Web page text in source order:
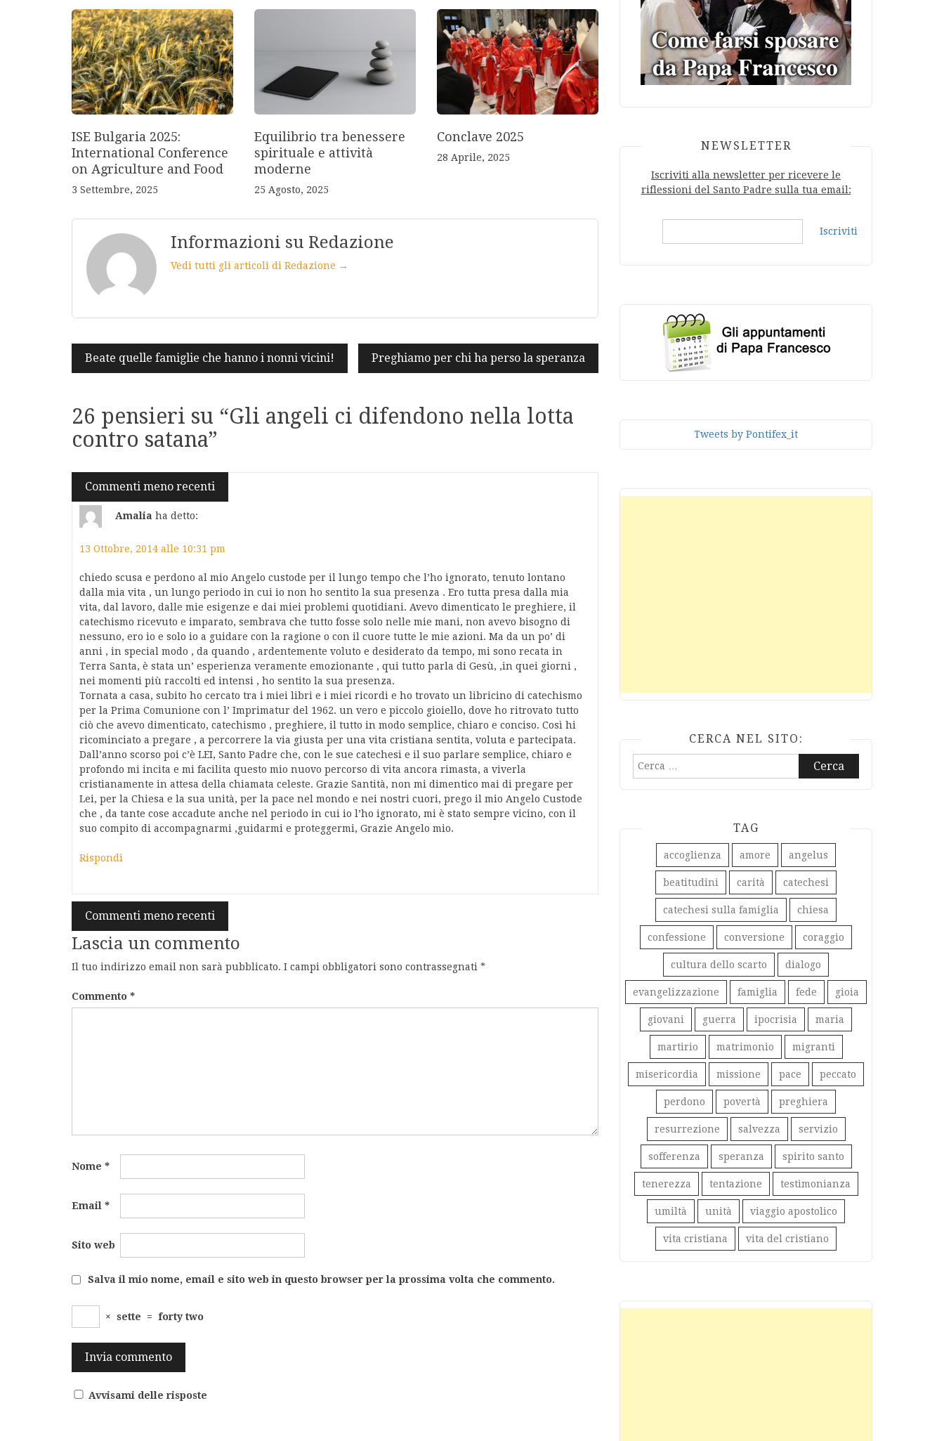
ISE Bulgaria 2025:
International Conference
on Agriculture and Food
3 Settembre, 2025
Equilibrio tra benessere
spirituale e attività
moderne
25 Agosto, 2025
Conclave 2025
28 Aprile, 2025
Informazioni su Redazione
Vedi tutti gli articoli di Redazione →
Navigazione
articoli
Beate quelle famiglie che hanno i nonni vicini! Preghiamo per chi ha perso la speranza
26 pensieri su “Gli angeli ci difendono nella lotta
contro satana”
Navigazione
commenti
Commenti meno recenti
Amalia ha detto:
13 Ottobre, 2014 alle 10:31 pm
chiedo scusa e perdono al mio Angelo custode per il lungo tempo che l’ho ignorato, tenuto lontano
dalla mia vita , un lungo periodo in cui io non ho sentito la sua presenza . Ero tutta presa dalla mia
vita, dal lavoro, dalle mie esigenze e dai miei problemi quotidiani. Avevo dimenticato le preghiere, il
catechismo ricevuto e imparato, sembrava che tutto fosse solo nelle mie mani, non avevo bisogno di
nessuno, ero io e solo io a guidare con la ragione o con il cuore tutte le mie azioni. Ma da un po’ di
anni , in special modo , da quando , ardentemente voluto e desiderato da tempo, mi sono recata in
Terra Santa, è stata un’ esperienza veramente emozionante , qui tutto parla di Gesù, ,in quei giorni ,
nei momenti più raccolti ed intensi , ho sentito la sua presenza.
Tornata a casa, subito ho cercato tra i miei libri e i miei ricordi e ho trovato un libricino di catechismo
per la Prima Comunione con l’ Imprimatur del 1962. un vero e piccolo gioiello, dove ho ritrovato tutto
ciò che avevo dimenticato, catechismo , preghiere, il tutto in modo semplice, chiaro e conciso. Così hi
ricominciato a pregare , a percorrere la via giusta per una vita cristiana sentita, voluta e partecipata.
Dall’anno scorso poi c’è LEI, Santo Padre che, con le sue catechesi e il suo parlare semplice, chiaro e
profondo mi incita e mi facilita questo mio nuovo percorso di vita ancora rimasta, a viverla
cristianamente in attesa della chiamata celeste. Grazie Santità, non mi dimentico mai di pregare per
Lei, per la Chiesa e la sua unità, per la pace nel mondo e nei nostri cuori, prego il mio Angelo Custode
che , da tante cose accadute anche nel periodo in cui io l’ho ignorato, mi è stato sempre vicino, con il
suo compito di accompagnarmi ,guidarmi e proteggermi, Grazie Angelo mio.
Rispondi
Navigazione
commenti
Commenti meno recenti
Lascia un commento
Il tuo indirizzo email non sarà pubblicato. I campi obbligatori sono contrassegnati *
Commento *
Nome *
Email *
Sito web
Salva il mio nome, email e sito web in questo browser per la prossima volta che commento.
× sette = forty two
Avvisami delle risposte
NEWSLETTER
Iscriviti alla newsletter per ricevere le
riflessioni del Santo Padre sulla tua email:
Iscriviti
Tweets by Pontifex_it
CERCA NEL SITO:
Ricerca
TAG
accoglienza amore angelus
beatitudini carità catechesi
catechesi sulla famiglia chiesa
confessione conversione coraggio
cultura dello scarto dialogo
evangelizzazione famiglia fede gioia
giovani guerra ipocrisia maria
martirio matrimonio migranti
misericordia missione pace peccato
perdono povertà preghiera
resurrezione salvezza servizio
sofferenza speranza spirito santo
tenerezza tentazione testimonianza
umiltà unità viaggio apostolico
vita cristiana vita del cristiano